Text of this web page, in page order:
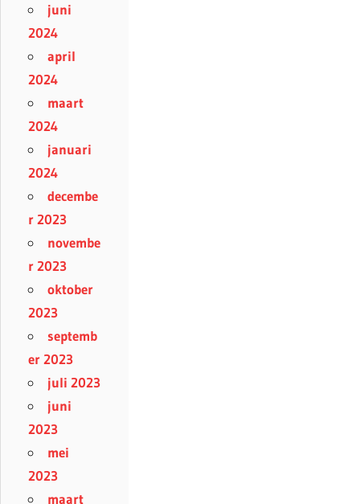
juni
2024
april
2024
maart
2024
januari
2024
decembe
r 2023
novembe
r 2023
oktober
2023
septemb
er 2023
juli 2023
juni
2023
mei
2023
maart